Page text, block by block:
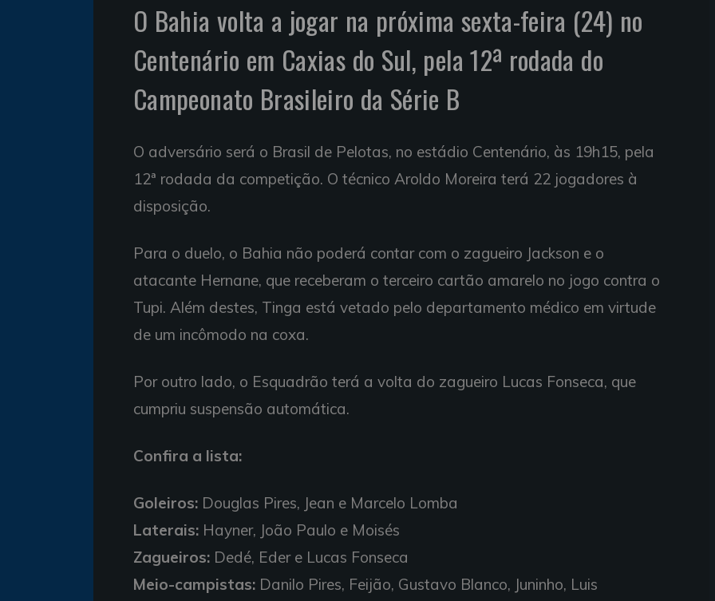
O Bahia volta a jogar na próxima sexta-feira (24) no
Centenário em Caxias do Sul, pela 12ª rodada do
Campeonato Brasileiro da Série B
O adversário será o Brasil de Pelotas, no estádio Centenário, às 19h15, pela
12ª rodada da competição. O técnico Aroldo Moreira terá 22 jogadores à
disposição.
Para o duelo, o Bahia não poderá contar com o zagueiro Jackson e o
atacante Hernane, que receberam o terceiro cartão amarelo no jogo contra o
Tupi. Além destes, Tinga está vetado pelo departamento médico em virtude
de um incômodo na coxa.
Por outro lado, o Esquadrão terá a volta do zagueiro Lucas Fonseca, que
cumpriu suspensão automática.
Confira a lista:
Goleiros: Douglas Pires, Jean e Marcelo Lomba
Laterais: Hayner, João Paulo e Moisés
Zagueiros: Dedé, Eder e Lucas Fonseca
Meio-campistas: Danilo Pires, Feijão, Gustavo Blanco, Juninho, Luis